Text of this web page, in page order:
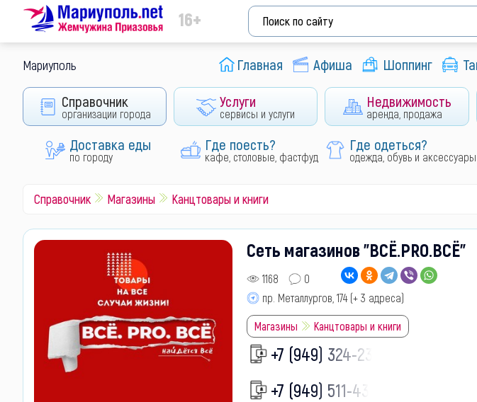
16+
Мариуполь Главная Афиша Шоппинг
Справочник
организации города
Услуги
сервисы и услуги
Недвижимость
аренда, продажа
Доставка еды
по городу
Где поесть?
кафе, столовые, фастфуд
Где одеться?
одежда, обувь и аксессуары
Справочник Магазины Канцтовары и книги
Сеть магазинов "ВСЁ.PRO.ВСЁ"
1168
0
пр. Металлургов, 174 (+ 3 адреса)
Магазины Канцтовары и книги
+7 (949) 324-23-
+7 (949) 511-43-